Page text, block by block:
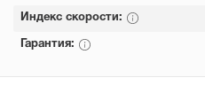
Индекс скорости:
Гарантия: